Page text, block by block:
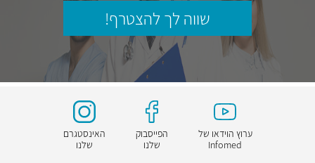
שווה לך להצטרף!
ערוץ הוידאו של
Infomed
הפייסבוק
שלנו
האינסטגרם
שלנו